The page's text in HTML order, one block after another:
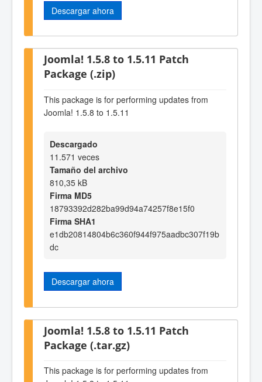
Descargar ahora
Joomla! 1.5.8 to 1.5.11 Patch
Package (.zip)
This package is for performing updates from
Joomla! 1.5.8 to 1.5.11
Descargado
11.571 veces
Tamaño del archivo
810,35 kB
Firma MD5
18793392d282ba99d94a74257f8e15f0
Firma SHA1
e1db20814804b6c360f944f975aadbc307f19b
dc
Descargar ahora
Joomla! 1.5.8 to 1.5.11 Patch
Package (.tar.gz)
This package is for performing updates from